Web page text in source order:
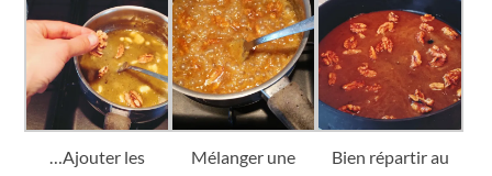
…Ajouter les
Mélanger une
Bien répartir au